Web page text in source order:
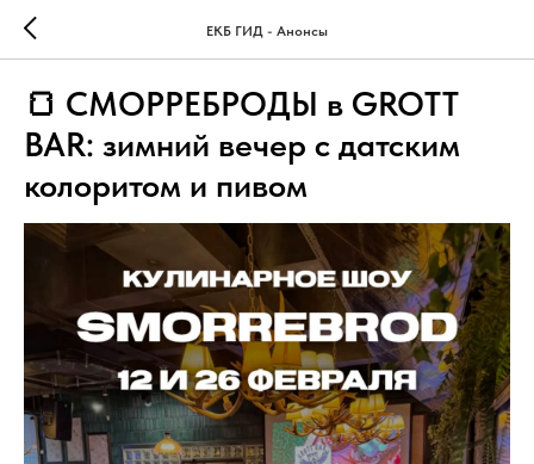
ЕКБ ГИД - Анонсы
🍞 СМОРРЕБРОДЫ в GROTT
BAR: зимний вечер с датским
колоритом и пивом